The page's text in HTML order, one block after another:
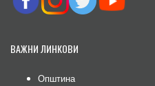
ВАЖНИ ЛИНКОВИ
Општина